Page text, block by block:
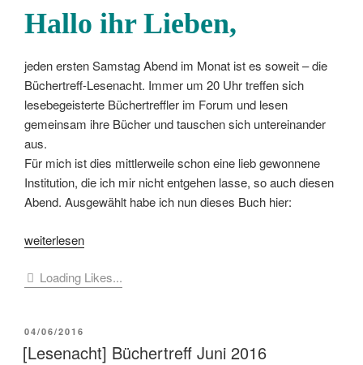
Hallo ihr Lieben,
jeden ersten Samstag Abend im Monat ist es soweit – die
Büchertreff-Lesenacht. Immer um 20 Uhr treffen sich
lesebegeisterte Büchertreffler im Forum und lesen
gemeinsam ihre Bücher und tauschen sich untereinander
aus.
Für mich ist dies mittlerweile schon eine lieb gewonnene
Institution, die ich mir nicht entgehen lasse, so auch diesen
Abend. Ausgewählt habe ich nun dieses Buch hier:
„[Klönstunde]
Juli
Büchertreff“
weiterlesen
Loading Likes...
VERÖFFENTLICHT
AM
04/06/2016
[Lesenacht] Büchertreff Juni 2016